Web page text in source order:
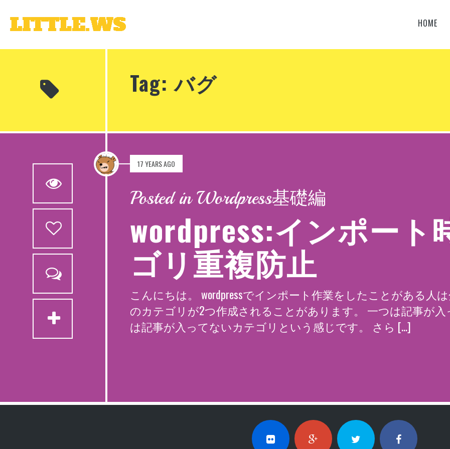
HOME
Tag: バグ
0
17 YEARS AGO
Posted in Wordpress基礎編
wordpress:インポート
ゴリ重複防止
こんにちは。 wordpressでインポート作業をしたことがある人
のカテゴリが2つ作成されることがあります。 一つは記事が
は記事が入ってないカテゴリという感じです。 さら […]